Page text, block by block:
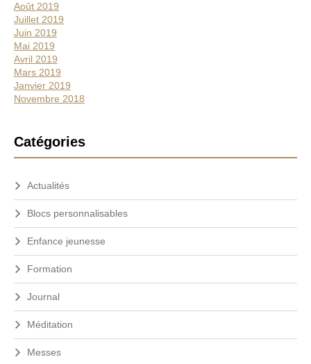
Août 2019
Juillet 2019
Juin 2019
Mai 2019
Avril 2019
Mars 2019
Janvier 2019
Novembre 2018
Catégories
Actualités
Blocs personnalisables
Enfance jeunesse
Formation
Journal
Méditation
Messes